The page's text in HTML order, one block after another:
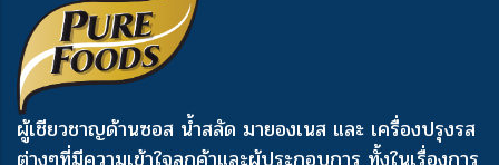
ผู้เชียวชาญด้านซอส น้ำสลัด มายองเนส และ เครื่องปรุงรส